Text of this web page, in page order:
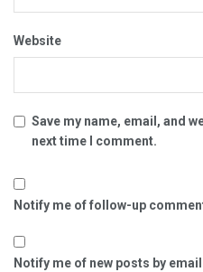
Website
Save my name, email, and
next time I comment.
Notify me of follow-up
Notify me of new posts by